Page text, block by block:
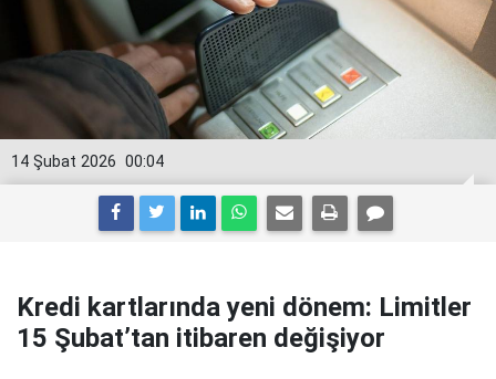
00:04
14 Şubat 2026
Kredi kartlarında yeni dönem: Limitler
15 Şubat’tan itibaren değişiyor